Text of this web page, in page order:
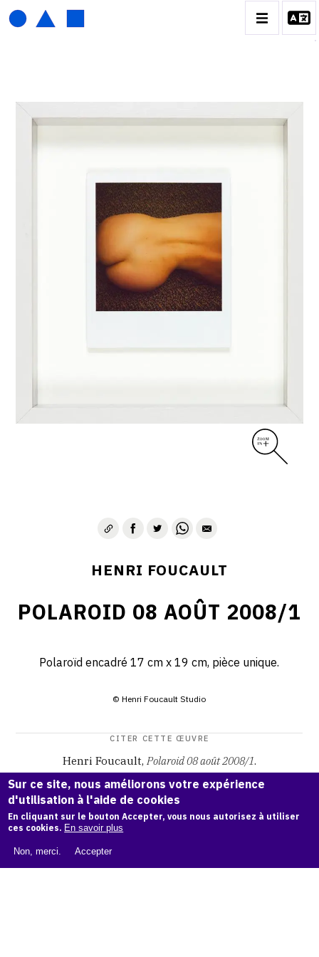
CATALOGUE DES OEUVRES
01_SCULPTURE
02_PHOTOGRAPHIQUE
03_COLLAGES
04_DESSINS
05_MONOTYPE
06_ARCHIVES
HENRI FOUCAULT
POLAROID 08 AOÛT 2008/1
Polaroïd encadré 17 cm x 19 cm, pièce unique.
© Henri Foucault Studio
CITER CETTE ŒUVRE
Henri Foucault, Polaroid 08 août 2008/1.
Catalogue raisonné Henri Foucault
ark:38997/o16d
vs
COPIER LA CITATION
Demande d'information
Sur ce site, nous améliorons votre expérience
d'utilisation à l'aide de cookies
En cliquant sur le bouton Accepter, vous nous autorisez à utiliser
ces cookies. En savoir plus
Non, merci. Accepter